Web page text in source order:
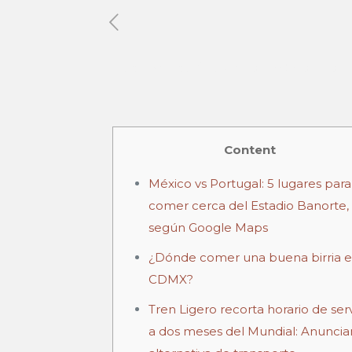
Content
México vs Portugal: 5 lugares para
comer cerca del Estadio Banorte,
según Google Maps
¿Dónde comer una buena birria
CDMX?
Tren Ligero recorta horario de
a dos meses del Mundial: